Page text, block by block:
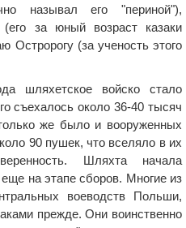
называл его "периной"),
за юный возраст казаки
Остророгу (за ученость этого
шляхетское войско стало
съехалось около 36-40 тысяч
же было и вооруженных
90 пушек, что вселяло в их
Шляхта начала
на этапе сборов. Многие из
воеводств Польши,
прежде. Они воинственно